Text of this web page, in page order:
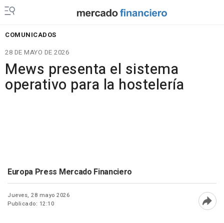
COMUNICADOS
28 DE MAYO DE 2026
Mews presenta el sistema
operativo para la hostelería
Europa Press Mercado Financiero
Jueves, 28 mayo 2026
Publicado: 12:10